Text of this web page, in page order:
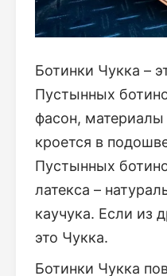
Ботинки Чукка –
Пустынных
фасон,
кроется в
Пустынных
латекса –
каучука. Если из
это Чукка.
Ботинки Чукка